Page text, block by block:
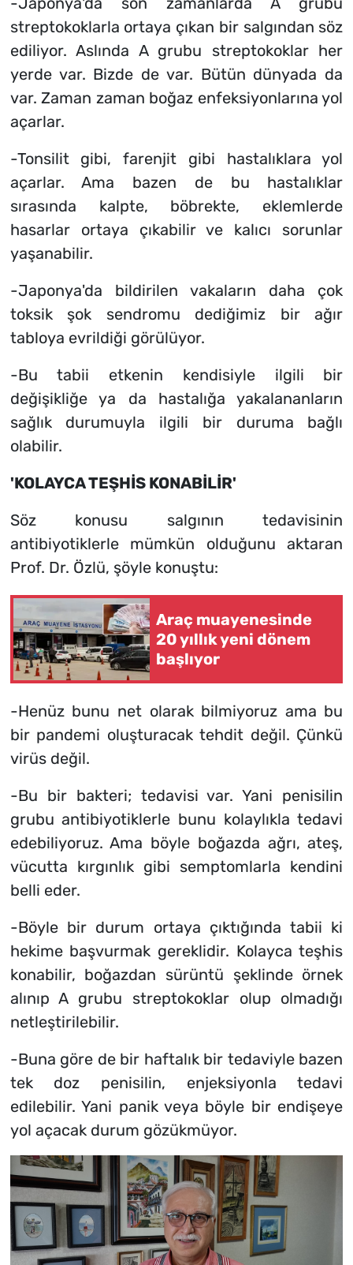
streptokoklarla ortaya çıkan bir salgından söz
ediliyor. Aslında A grubu streptokoklar her
yerde var. Bizde de var. Bütün dünyada da
var. Zaman zaman boğaz enfeksiyonlarına yol
açarlar.
-Tonsilit gibi, farenjit gibi hastalıklara yol
açarlar. Ama bazen de bu hastalıklar
sırasında kalpte, böbrekte, eklemlerde
hasarlar ortaya çıkabilir ve kalıcı sorunlar
yaşanabilir.
-Japonya'da bildirilen vakaların daha çok
toksik şok sendromu dediğimiz bir ağır
tabloya evrildiği görülüyor.
-Bu tabii etkenin kendisiyle ilgili bir
değişikliğe ya da hastalığa yakalananların
sağlık durumuyla ilgili bir duruma bağlı
olabilir.
'KOLAYCA TEŞHİS KONABİLİR'
Söz konusu salgının tedavisinin
antibiyotiklerle mümkün olduğunu aktaran
Prof. Dr. Özlü, şöyle konuştu:
Araç muayenesinde
20 yıllık yeni dönem
başlıyor
-Henüz bunu net olarak bilmiyoruz ama bu
bir pandemi oluşturacak tehdit değil. Çünkü
virüs değil.
-Bu bir bakteri; tedavisi var. Yani penisilin
grubu antibiyotiklerle bunu kolaylıkla tedavi
edebiliyoruz. Ama böyle boğazda ağrı, ateş,
vücutta kırgınlık gibi semptomlarla kendini
belli eder.
-Böyle bir durum ortaya çıktığında tabii ki
hekime başvurmak gereklidir. Kolayca teşhis
konabilir, boğazdan sürüntü şeklinde örnek
alınıp A grubu streptokoklar olup olmadığı
netleştirilebilir.
-Buna göre de bir haftalık bir tedaviyle bazen
tek doz penisilin, enjeksiyonla tedavi
edilebilir. Yani panik veya böyle bir endişeye
yol açacak durum gözükmüyor.